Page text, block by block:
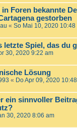
in Foren bekannte
gestorben
« So Mai 10, 2020 10:48
letzte Spiel, das du
30, 2020 9:22 am
Lösung
« Do Apr 09, 2020
ein sinnvoller
30, 2020 8:06 am